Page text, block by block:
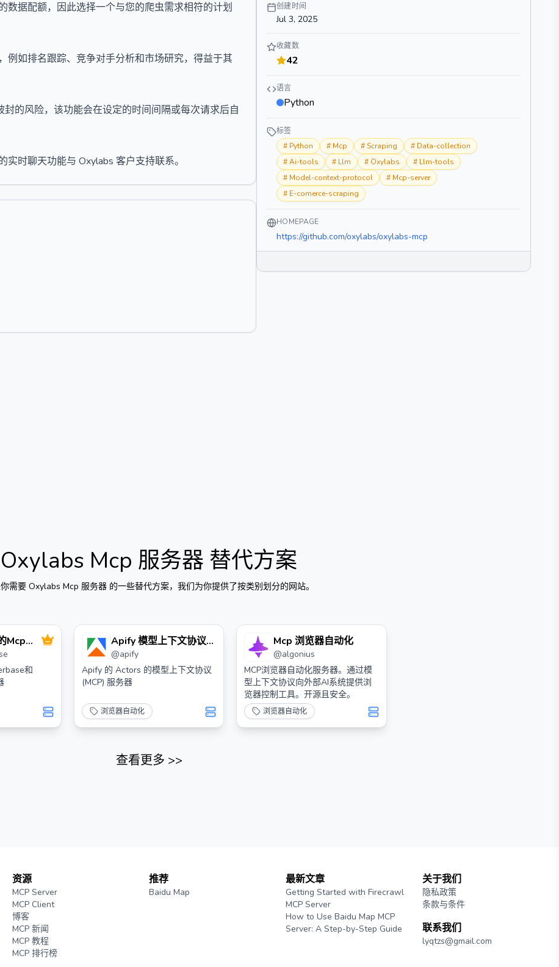
据配额，因此选择一个与您的爬虫需求相符的计划
例如排名跟踪、竞争对手分析和市场研究，得益于其
的风险，该功能会在设定的时间间隔或每次请求后自
时聊天功能与 Oxylabs 客户支持联系。
创建时间
Jul 3, 2025
收藏数
42
语言
Python
标签
# Python # Mcp #Scraping # Data-collection
#Ai-tools # Llm # Oxylabs # Llm-tools
# Model-context-protocol # Mcp-server
# E-comerce-scraping
HOMEPAGE
https://github.com/oxylabs/oxylabs-mcp
Oxylabs Mcp 服务器 替代方案
需要 Oxylabs Mcp 服务器 的一些替代方案，我们为你提供了按类别划分的网站。
Mcp服
和
Apify 模型上下文协议
(mcp) 服务器
@apify
Apify 的 Actors 的模型上下文协议
(MCP) 服务器
浏览器自动化
Mcp 浏览器自动化
@algonius
MCP浏览器自动化服务器。通过模
型上下文协议向外部AI系统提供浏
览器控制工具。开源且安全。
浏览器自动化
查看更多 >>
资源
MCP Server
MCP Client
博客
MCP 新闻
MCP 教程
MCP 排行榜
推荐
Baidu Map
最新文章
Getting Started with Firecrawl
MCP Server
How to Use Baidu Map MCP
Server: A Step-by-Step Guide
关于我们
隐私政策
条款与条件
联系我们
lyqtzs@gmail.com